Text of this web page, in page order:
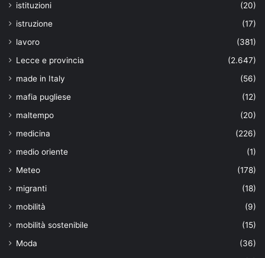
istituzioni
(20)
istruzione
(17)
lavoro
(381)
Lecce e provincia
(2.647)
made in Italy
(56)
mafia pugliese
(12)
maltempo
(20)
medicina
(226)
medio oriente
(1)
Meteo
(178)
migranti
(18)
mobilità
(9)
mobilità sostenibile
(15)
Moda
(36)